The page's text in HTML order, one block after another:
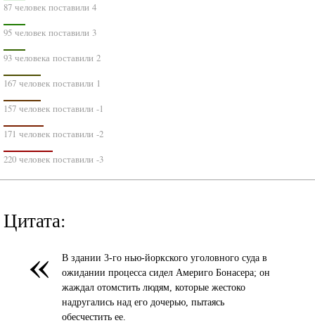
87 человек поставили 4
95 человек поставили 3
93 человека поставили 2
167 человек поставили 1
157 человек поставили -1
171 человек поставили -2
220 человек поставили -3
Цитата:
«
В здании 3-го нью-йоркского уголовного суда в
ожидании процесса сидел Америго Бонасера; он
жаждал отомстить людям, которые жестоко
надругались над его дочерью, пытаясь
обесчестить ее.